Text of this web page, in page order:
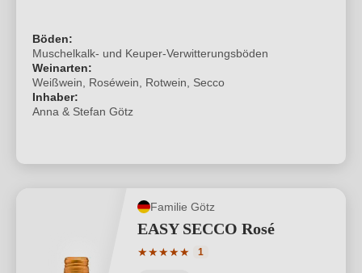
Böden:
Muschelkalk- und Keuper-Verwitterungsböden
Weinarten:
Weißwein, Roséwein, Rotwein, Secco
Inhaber:
Anna & Stefan Götz
Familie Götz
EASY SECCO Rosé
★★★★★
Durchschnittliche Bewertung von 5
1